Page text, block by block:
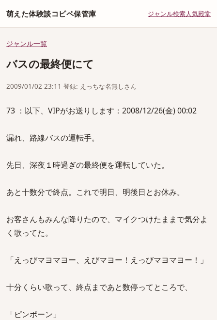
萌えた体験談コピペ保管庫 ジャンル検索人気殿堂
ジャンル一覧
バスの最終便にて
2009/01/02 23:11 登録: えっちな名無しさん
73 ：以下、VIPがお送りします：2008/12/26(金) 00:02
漏れ、路線バスの運転手。
先日、深夜１時過ぎの最終便を運転していた。
あと十数分で終点。これで明日、明後日とお休み。
お客さんもみんな降りたので、マイクつけたままで気分よ
く歌ってた。
「えっびマヨマヨー、えびマヨー！えっびマヨマヨー！」
十分くらい歌って、終点まであと数停ってところで、
「ピンポーン」